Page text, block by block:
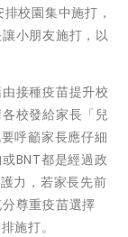
校園集中施打，
小朋友施打，以
接種疫苗提升校
校發給家長「兒
呼籲家長應仔細
BNT都是經過政
力，若家長先前
尊重疫苗選擇
施打。